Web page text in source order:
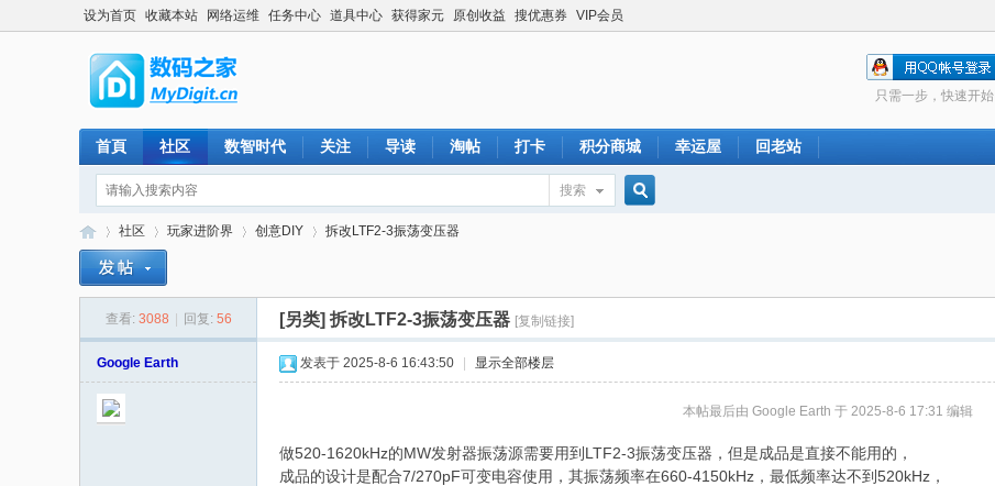
设为首页 收藏本站 网络运维 任务中心 道具中心 获得家元 原创收益 搜优惠券 VIP会员
只需一步，快速开始
首頁 社区 数智时代 关注 导读 淘帖 打卡 积分商城 幸运屋 回老站
搜索
社区
›
玩家进阶界 创意DIY
›
拆改LTF2-3振荡变压器
查看: 3088 回复: 56 [另类] 拆改LTF2-3振荡变压器 [复制链接]
Google Earth 发表于 2025-8-6 16:43:50 显示全部楼层
本帖最后由 Google Earth 于 2025-8-6 17:31 编辑
做520-1620kHz的MW发射器振荡源需要用到LTF2-3振荡变压器，但是成品是直接不能用的，
成品的设计是配合7/270pF可变电容使用，其振荡频率在660-4150kHz，最低频率达不到520kHz，